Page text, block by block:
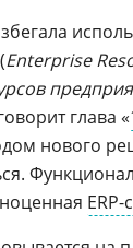
Enterprise
глава «
нового
ERP-